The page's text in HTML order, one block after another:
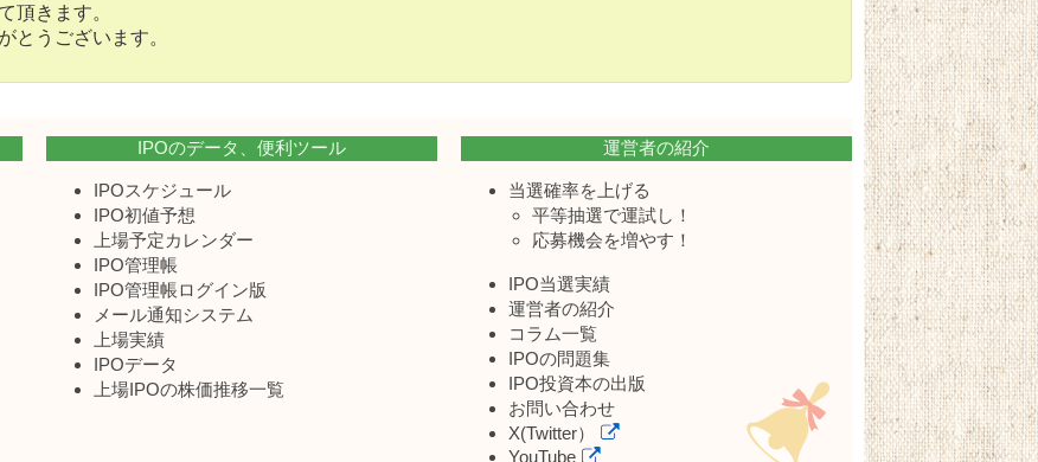
頂きます。
とうございます。
IPOのデータ、便利ツール
IPOスケジュール
IPO初値予想
上場予定カレンダー
IPO管理帳
IPO管理帳ログイン版
メール通知システム
上場実績
IPOデータ
上場IPOの株価推移一覧
運営者の紹介
当選確率を上げる
平等抽選で運試し！
応募機会を増やす！
IPO当選実績
運営者の紹介
コラム一覧
IPOの問題集
IPO投資本の出版
お問い合わせ
X(Twitter）
YouTube